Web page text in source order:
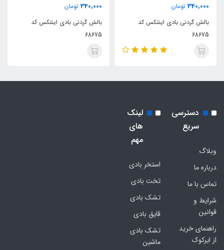
340,000 تومان
بالش گردنی بادی اینتکس کد
68675
340,000 تومان
بالش گردنی بادی اینتکس کد
68675
دسترسی
سریع
وبلاگ
درباره ما
تماس با ما
شرایط و
قوانین
راهنمای خرید
از ایرکوک
لینک
های
مهم
استخر بادی
تخت بادی
تشک بادی
قایق بادی
تشک بادی
ماشین